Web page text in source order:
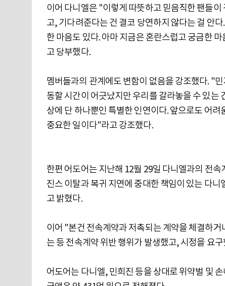
이어 다니엘은 "이렇게 따뜻하고 믿음직한 팬들
고, 기다려준다는 건 결코 당연하지 않다는 걸 안
한 마음도 있다. 아마 지금은 혼란스럽고 궁금한
고 당부했다.
멤버들과의 관계에도 변함이 없음을 강조했다. "
동할 시간이 어긋났지만 우리를 갈라놓을 수 있는
상에 단 하나뿐인 특별한 인연이다. 앞으로도 어
중요한 일이다"라고 강조했다.
한편 어도어는 지난해 12월 29일 다니엘과의 전
진스 이탈과 복귀 지연에 중대한 책임이 있는 다
고 밝혔다.
이어 "본건 전속계약과 저촉되는 계약을 체결하
는 등 전속계약 위반 행위가 발생했고, 시정을 요
어도어는 다니엘, 민희진 등을 상대로 위약벌 및